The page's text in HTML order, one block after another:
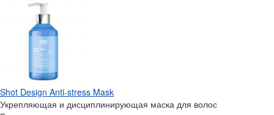
Shot Design Anti-stress Mask
Укрепляющая и дисциплинирующая маска для волос